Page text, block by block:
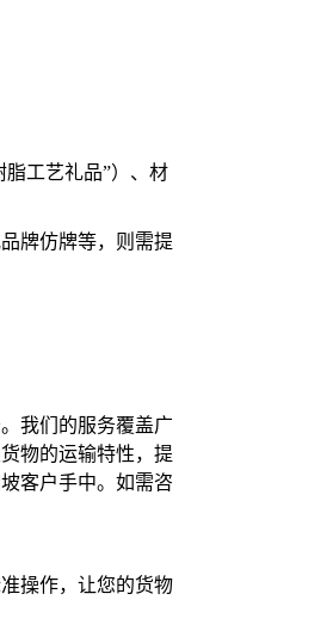
工艺礼品”）、材
牌仿牌等，则需提
我们的服务覆盖广
物的运输特性，提
客户手中。如需咨
操作，让您的货物